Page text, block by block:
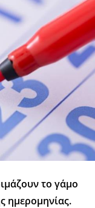
το γάμο
ημερομηνίας.